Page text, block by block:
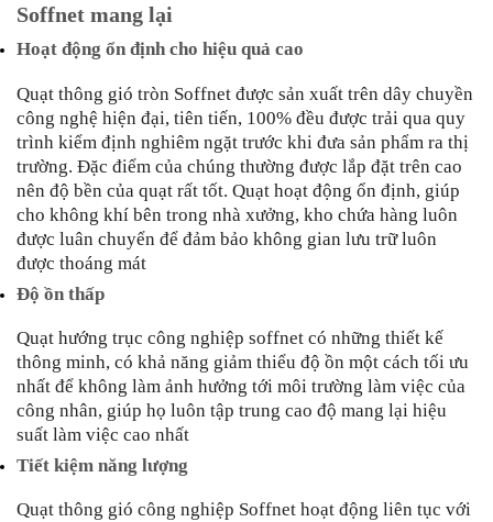
Soffnet mang lại
Hoạt động ổn định cho hiệu quả cao
Quạt thông gió tròn Soffnet được sản xuất trên dây chuyền
công nghệ hiện đại, tiên tiến, 100% đều được trải qua quy
trình kiểm định nghiêm ngặt trước khi đưa sản phẩm ra thị
trường. Đặc điểm của chúng thường được lắp đặt trên cao
nên độ bền của quạt rất tốt. Quạt hoạt động ổn định, giúp
cho không khí bên trong nhà xưởng, kho chứa hàng luôn
được luân chuyển để đảm bảo không gian lưu trữ luôn
được thoáng mát
Độ ồn thấp
Quạt hướng trục công nghiệp soffnet có những thiết kế
thông minh, có khả năng giảm thiểu độ ồn một cách tối ưu
nhất để không làm ảnh hưởng tới môi trường làm việc của
công nhân, giúp họ luôn tập trung cao độ mang lại hiệu
suất làm việc cao nhất
Tiết kiệm năng lượng
Quạt thông gió công nghiệp Soffnet hoạt động liên tục với